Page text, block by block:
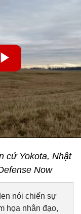
cứ Yokota, Nhật
Now
nói chiến sự
họa nhân đạo,